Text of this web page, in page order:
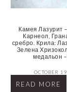
Камея Лазурит
Карнеол,
сребро. Крила:
Зелена
медальон
OCTOBER
READ MORE